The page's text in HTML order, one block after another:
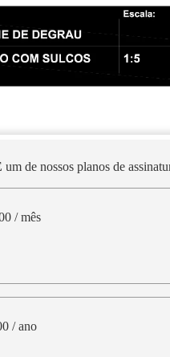
um de nossos planos de
/ mês
/ ano